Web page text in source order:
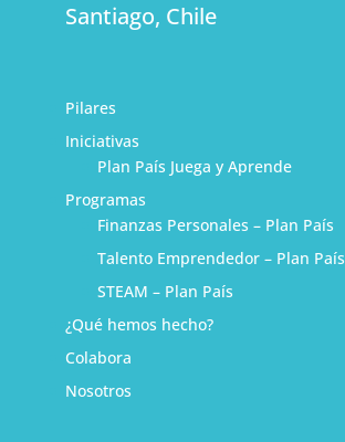
Santiago, Chile
Pilares
Iniciativas
Plan País Juega y Aprende
Programas
Finanzas Personales – Plan País
Talento Emprendedor – Plan País
STEAM – Plan País
¿Qué hemos hecho?
Colabora
Nosotros